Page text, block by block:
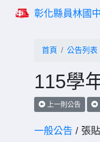
彰化縣員林國
首頁 公告列表
115學
上一則公告
一般公告 / 張